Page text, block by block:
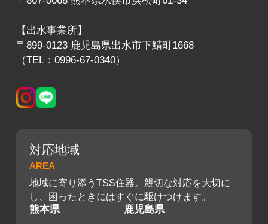
【出水事業所】
〒899-0123 鹿児島県出水市下鯖町1668
（TEL：0996-67-0340）
対応地域
AREA
地域に寄り添うTSS住器。親切な対応を大切に
し、困ったときにはすぐに駆けつけます。
熊本県 鹿児島県